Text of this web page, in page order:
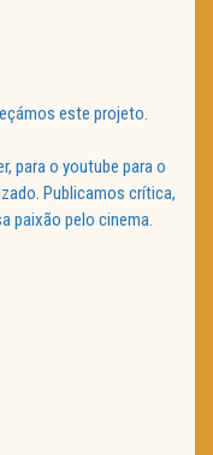
este projeto.
para o youtube para o
Publicamos crítica,
paixão pelo cinema.